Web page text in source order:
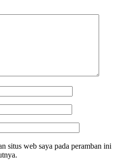
situs web saya pada peramban ini